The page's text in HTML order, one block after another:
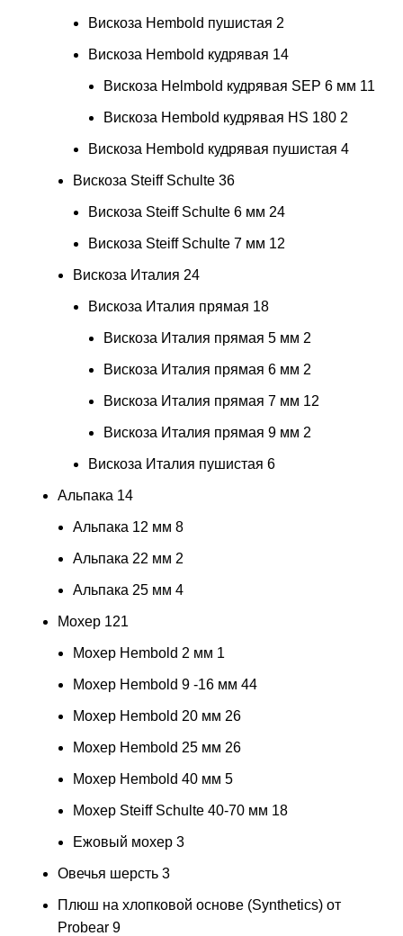
Вискоза Hembold пушистая 2
Вискоза Hembold кудрявая 14
Вискоза Helmbold кудрявая SEP 6 мм 11
Вискоза Hembold кудрявая HS 180 2
Вискоза Hembold кудрявая пушистая 4
Вискоза Steiff Schulte 36
Вискоза Steiff Schulte 6 мм 24
Вискоза Steiff Schulte 7 мм 12
Вискоза Италия 24
Вискоза Италия прямая 18
Вискоза Италия прямая 5 мм 2
Вискоза Италия прямая 6 мм 2
Вискоза Италия прямая 7 мм 12
Вискоза Италия прямая 9 мм 2
Вискоза Италия пушистая 6
Альпака 14
Альпака 12 мм 8
Альпака 22 мм 2
Альпака 25 мм 4
Мохер 121
Мохер Hembold 2 мм 1
Мохер Hembold 9 -16 мм 44
Мохер Hembold 20 мм 26
Мохер Hembold 25 мм 26
Мохер Hembold 40 мм 5
Мохер Steiff Schulte 40-70 мм 18
Ежовый мохер 3
Овечья шерсть 3
Плюш на хлопковой основе (Synthetics) от
Probear 9